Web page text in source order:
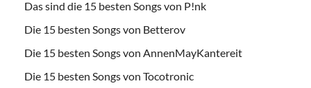
Das sind die 15 besten Songs von P!nk
Die 15 besten Songs von Betterov
Die 15 besten Songs von AnnenMayKantereit
Die 15 besten Songs von Tocotronic